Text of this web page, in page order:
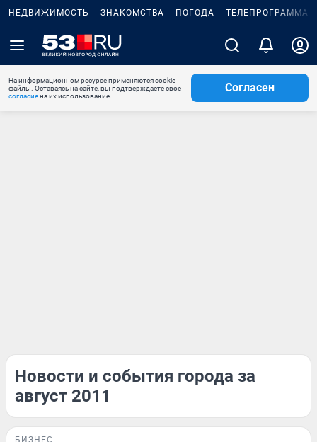
НЕДВИЖИМОСТЬ ЗНАКОМСТВА ПОГОДА ТЕЛЕПРОГРАММА
На информационном ресурсе применяются cookie-
файлы. Оставаясь на сайте, вы подтверждаете свое
согласиена их использование.
Согласен
Новости и события города за
август 2011
БИЗНЕС